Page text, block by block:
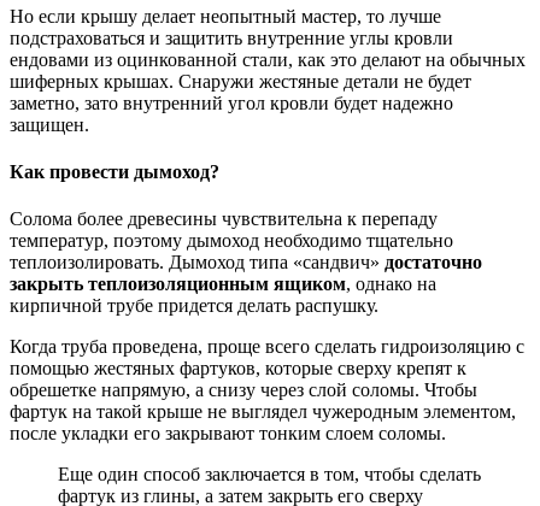
Но если крышу делает неопытный мастер, то лучше
подстраховаться и защитить внутренние углы кровли
ендовами из оцинкованной стали, как это делают на обычных
шиферных крышах. Снаружи жестяные детали не будет
заметно, зато внутренний угол кровли будет надежно
защищен.
Как провести дымоход?
Солома более древесины чувствительна к перепаду
температур, поэтому дымоход необходимо тщательно
теплоизолировать. Дымоход типа «сандвич» достаточно
закрыть теплоизоляционным ящиком, однако на
кирпичной трубе придется делать распушку.
Когда труба проведена, проще всего сделать гидроизоляцию с
помощью жестяных фартуков, которые сверху крепят к
обрешетке напрямую, а снизу через слой соломы. Чтобы
фартук на такой крыше не выглядел чужеродным элементом,
после укладки его закрывают тонким слоем соломы.
Еще один способ заключается в том, чтобы сделать
фартук из глины, а затем закрыть его сверху